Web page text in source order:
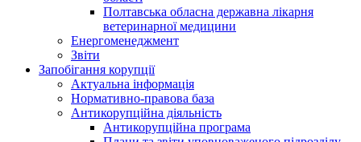
Полтавська обласна державна лікарня
ветеринарної медицини
Енергоменеджмент
Звіти
Запобігання корупції
Актуальна інформація
Нормативно-правова база
Антикорупційна діяльність
Антикорупційна програма